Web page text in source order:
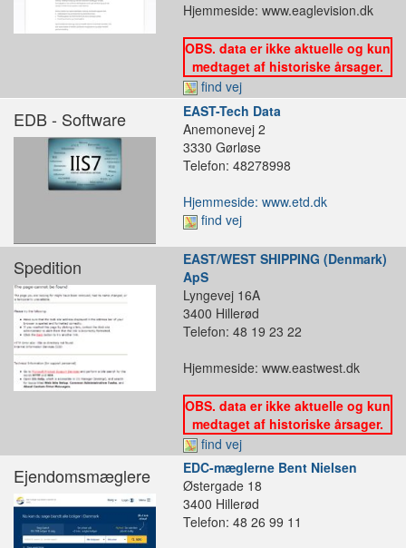
Hjemmeside: www.eaglevision.dk
OBS. data er ikke aktuelle og kun
medtaget af historiske årsager.
find vej
EDB - Software
EAST-Tech Data
Anemonevej 2
3330 Gørløse
Telefon: 48278998
Hjemmeside: www.etd.dk
find vej
Spedition
EAST/WEST SHIPPING (Denmark)
ApS
Lyngevej 16A
3400 Hillerød
Telefon: 48 19 23 22
Hjemmeside: www.eastwest.dk
OBS. data er ikke aktuelle og kun
medtaget af historiske årsager.
find vej
Ejendomsmæglere
EDC-mæglerne Bent Nielsen
Østergade 18
3400 Hillerød
Telefon: 48 26 99 11